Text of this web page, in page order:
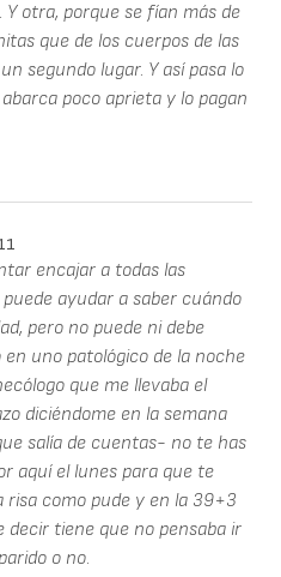
otra, porque se fían más de
que de los cuerpos de las
segundo lugar. Y así pasa lo
poco aprieta y lo pagan
encajar a todas las
ayudar a saber cuándo
pero no puede ni debe
uno patológico de la noche
que me llevaba el
diciéndome en la semana
salía de cuentas- no te has
aquí el lunes para que te
risa como pude y en la 39+3
decir tiene que no pensaba ir
o no.